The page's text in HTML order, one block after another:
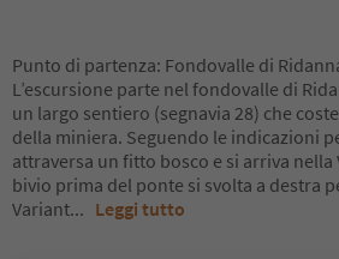
Punto di partenza: Fondovalle di
L’escursione parte nel fondovalle di
un largo sentiero (segnavia 28) che
della miniera. Seguendo le indicazioni
attraversa un fitto bosco e si arriva nella
bivio prima del ponte si svolta a destra
Variant... Leggi tutto